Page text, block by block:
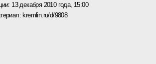
13 декабря 2010 года, 15:00
kremlin.ru/d/9808